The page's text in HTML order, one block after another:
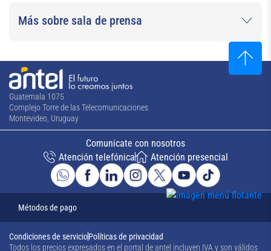
Más sobre sala de prensa
Guatemala 1075
Complejo Torre de las Telecomunicaciones
Montevideo, Uruguay
Comunicate con nosotros
Atención telefónica
Atención presencial
Métodos de pago
Todos los precios expresados en el portal de antel incluyen IVA y son válidos
Condiciones de servicioPolíticas de privacidad